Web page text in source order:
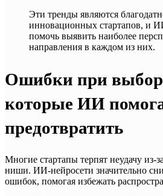
Эти тренды являются
инновационных стартапов, и
помочь выявить наиболее
направления в каждом из них.
Ошибки при
которые ИИ
предотвратить
Многие стартапы терпят неудачу из-
ниши. ИИ-нейросети значительно
ошибок, помогая избежать